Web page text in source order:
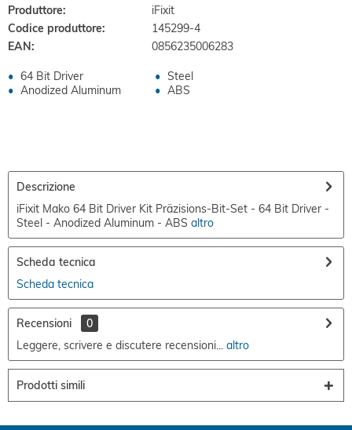
Produttore:
iFixit
Codice produttore:
145299-4
EAN:
0856235006283
64 Bit Driver
Steel
Anodized Aluminum
ABS
Descrizione
iFixit Mako 64 Bit Driver Kit Präzisions-Bit-Set - 64 Bit Driver -
Steel - Anodized Aluminum - ABS altro
Scheda tecnica
Scheda tecnica
Recensioni
0
Leggere, scrivere e discutere recensioni... altro
Prodotti simili